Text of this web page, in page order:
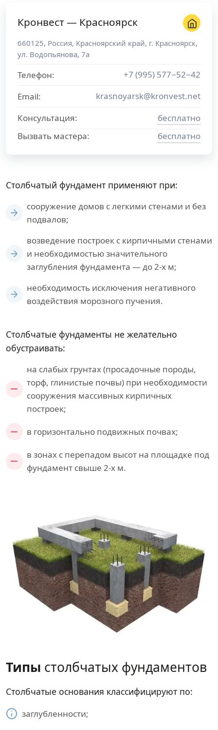
Кронвест — Красноярск
660125, Россия, Красноярский край, г. Красноярск,
ул. Водопьянова, 7а
Телефон:
+7 (995) 577−52−42
Email:
krasnoyarsk@kronvest.net
Консультация:
бесплатно
Вызвать мастера:
бесплатно
Столбчатый фундамент применяют при:
сооружение домов с легкими стенами и без
подвалов;
возведение построек с кирпичными стенами
и необходимостью значительного
заглубления фундамента — до 2-х м;
необходимость исключения негативного
воздействия морозного пучения.
Столбчатые фундаменты не желательно
обустраивать:
на слабых грунтах (просадочные породы,
торф, глинистые почвы) при необходимости
сооружения массивных кирпичных
построек;
в горизонтально подвижных почвах;
в зонах с перепадом высот на площадке под
фундамент свыше 2-х м.
Типы столбчатых фундаментов
Столбчатые основания классифицируют по:
заглубленности;